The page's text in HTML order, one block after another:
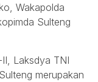
Wakapolda
Sulteng
Laksdya TNI
merupakan